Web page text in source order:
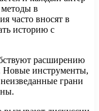
в
часто вносят в
историю с
расширению
Новые инструменты,
грани